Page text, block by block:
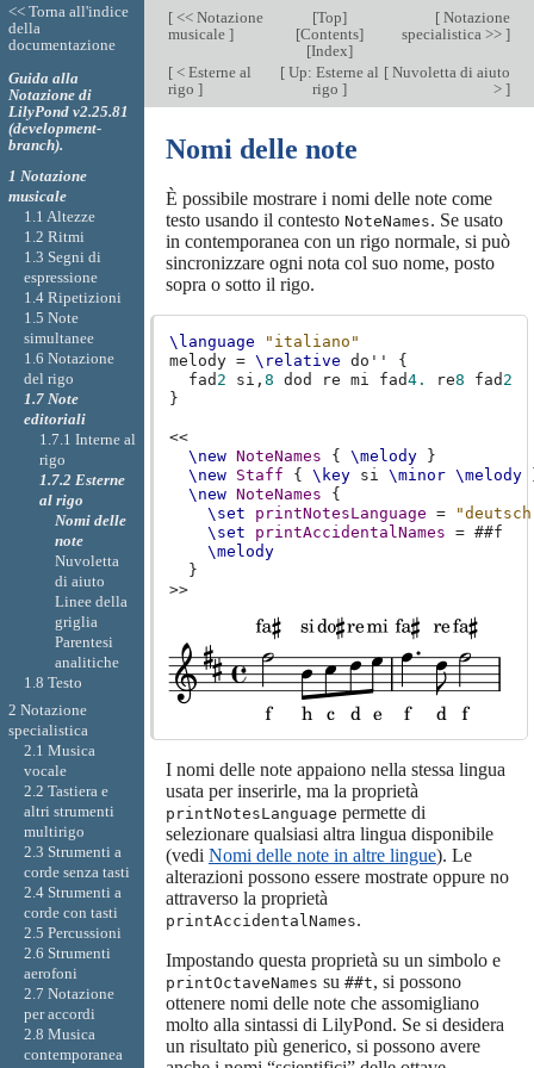
[<< Notazione
musicale ]
[Top]
[Contents]
[Index]
[Notazione
specialistica >> ]
[< Esterne al
rigo ]
[ Up: Esterne al
rigo]
[Nuvoletta di aiuto
> ]
Nomi delle note
È possibile mostrare i nomi delle note come
testo usando il contesto NoteNames. Se usato
in contemporanea con un rigo normale, si può
sincronizzare ogni nota col suo nome, posto
sopra o sotto il rigo.
\language
"italiano"
melody = \relative do''
{
fad 2 si, 8 dod re mi fad4. re8 fad 2
}
<<
\new NoteNames { \melody
}
\new
Staff { \key si \minor \melody
\new NoteNames
{
\set
printNotesLanguage =
\set
printAccidentalNames = ##f
\melody
}
>>
I nomi delle note appaiono nella stessa lingua
usata per inserirle, ma la proprietà
printNotesLanguage permette di
selezionare qualsiasi altra lingua disponibile
(vedi Nomi delle note in altre lingue). Le
alterazioni possono essere mostrate oppure no
attraverso la proprietà
printAccidentalNames.
Impostando questa proprietà su un simbolo e
printOctaveNames su ##t, si possono
ottenere nomi delle note che assomigliano
molto alla sintassi di LilyPond. Se si desidera
un risultato più generico, si possono avere
<< Torna all'indice
della
documentazione
Guida alla
Notazione di
LilyPond v2.25.81
(development-
branch).
1 Notazione
musicale
1.1 Altezze
1.2 Ritmi
1.3 Segni di
espressione
1.4 Ripetizioni
1.5 Note
simultanee
1.6 Notazione
del rigo
1.7 Note
editoriali
1.7.1 Interne al
rigo
1.7.2 Esterne
al rigo
Nomi delle
note
Nuvoletta
di aiuto
Linee della
griglia
Parentesi
analitiche
1.8 Testo
2 Notazione
specialistica
2.1 Musica
vocale
2.2 Tastiera e
altri strumenti
multirigo
2.3 Strumenti a
corde senza tasti
2.4 Strumenti a
corde con tasti
2.5 Percussioni
2.6 Strumenti
aerofoni
2.7 Notazione
per accordi
2.8 Musica
contemporanea